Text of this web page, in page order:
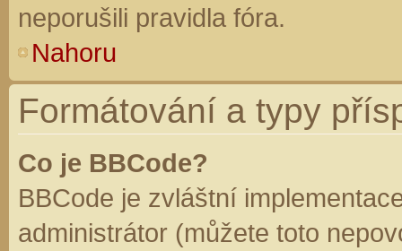
neporušili pravidla fóra.
Nahoru
Formátování a typy
Co je BBCode?
BBCode je zvláštní
administrátor (můžete toto